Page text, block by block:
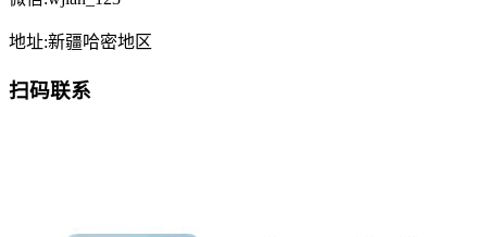
地址:新疆哈密地区
扫码联系